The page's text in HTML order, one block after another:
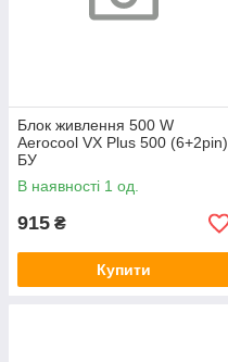
Блок живлення 500 W
Aerocool VX Plus 500 (6+2pin)
БУ
В наявності 1 од.
915 ₴
Купити